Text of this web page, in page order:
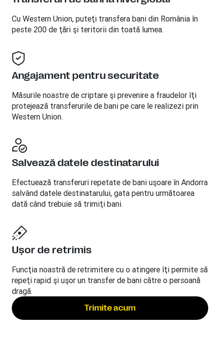
Cu Western Union, puteţi transfera bani din România în
peste 200 de ţări şi teritorii din toată lumea.
Angajament pentru securitate
Măsurile noastre de criptare şi prevenire a fraudelor îţi
protejează transferurile de bani pe care le realizezi prin
Western Union.
Salvează datele destinatarului
Efectuează transferuri repetate de bani uşoare în Andorra
salvând datele destinatarului, gata pentru următoarea
dată când trebuie să trimiţi bani.
Uşor de retrimis
Funcţia noastră de retrimitere cu o atingere îţi permite să
repeţi rapid şi uşor un transfer de bani către o persoană
dragă.
Trimite acum